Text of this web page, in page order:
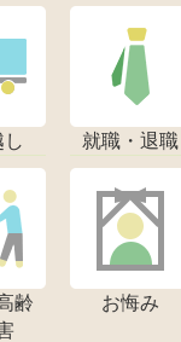
就職・退職
齢
お悔み